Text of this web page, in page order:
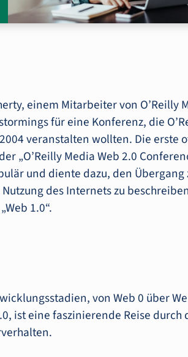
einem Mitarbeiter von O’Reilly
für eine Konferenz, die
veranstalten wollten. Die erste
„O’Reilly Media Web 2.0
und diente dazu, den Übergang
des Internets zu
1.0“.
von Web 0 über
ist eine faszinierende Reise durch